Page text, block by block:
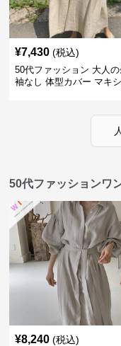
¥7,430 (税込)
50代ファッション 大人
袖なし 体型カバー マキ
50代ファッションワ
¥8,240 (税込)